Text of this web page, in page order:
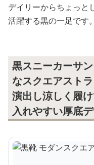
デイリーからちょっと
活躍する黒の一足です。
黒スニーカーサ
なスクエアスト
演出し涼しく履
入れやすい厚底